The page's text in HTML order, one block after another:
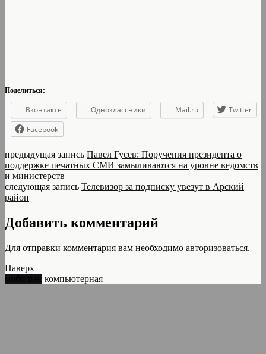
Поделиться:
Вконтакте Одноклассники Mail.ru
Twitter
Facebook
предыдущая запись Павел Гусев: Поручения президента о
поддержке печатных СМИ замыливаются на уровне ведомств
и министерств
следующая запись Телевизор за подписку увезут в Арский
район
Добавить комментарий
Для отправки комментария вам необходимо авторизоваться.
Наверх
компьютерная